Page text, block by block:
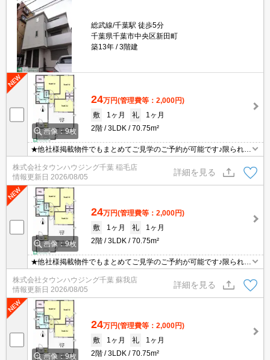
総武線/千葉駅 徒歩5分
千葉県千葉市中央区新田町
築13年
3階建
画像：9枚
24万円(管理費等：2,000円)
敷
1ヶ月 礼
1ヶ月
2階
3LDK 70.75m²
★他社様掲載物件でもまとめてご見学のご予約が可能です♪限られた
お時間の中で効率よくお部屋探しができるようにお手伝いさせてい
ただきます！お気軽にお問合せ下さい♪
株式会社タウンハウジング千葉 稲毛店
情報更新日 2026/08/05
詳細を見る
画像：9枚
24万円(管理費等：2,000円)
敷
1ヶ月 礼
1ヶ月
2階
3LDK 70.75m²
★他社様掲載物件でもまとめてご見学のご予約が可能です♪限られた
お時間の中で効率よくお部屋探しができるようにお手伝いさせてい
ただきます！お気軽にお問合せ下さい♪
株式会社タウンハウジング千葉 蘇我店
情報更新日 2026/08/05
詳細を見る
画像：9枚
24万円(管理費等：2,000円)
敷
1ヶ月 礼
1ヶ月
2階
3LDK 70.75m²